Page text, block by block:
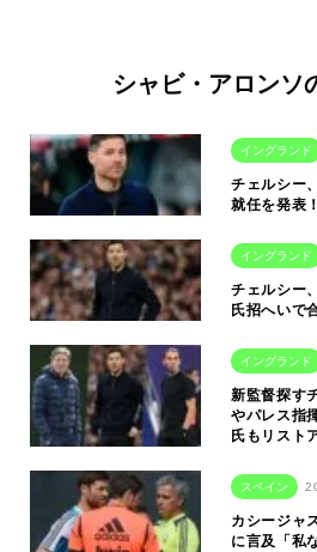
シャビ・アロンソ
イングランド
チェルシー
就任を発表
イングランド
チェルシー
氏招へいで
イングランド
新監督探す
やパレス指
氏もリスト
スペイン
カシージャ
に言及「私